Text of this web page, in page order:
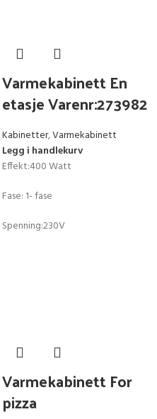
Varmekabinett En
etasje Varenr:273982
Kabinetter,Varmekabinett
Legg i handlekurv
Effekt:400 Watt
Fase: 1- fase
Spenning:230V
Varmekabinett For
pizza